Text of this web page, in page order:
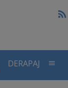
DERAPAJ